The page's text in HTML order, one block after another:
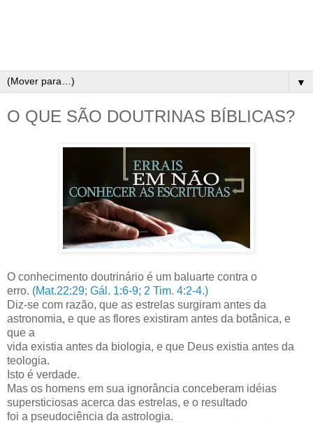
▼
O QUE SÃO DOUTRINAS BÍBLICAS?
O conhecimento doutrinário é um baluarte contra o
erro. (Mat.22:29; Gál. 1:6-9; 2 Tim. 4:2-4.)
Diz-se com razão, que as estrelas surgiram antes da
astronomia, e que as flores existiram antes da botânica, e
que a
vida existia antes da biologia, e que Deus existia antes da
teologia.
Isto é verdade.
Mas os homens em sua ignorância conceberam idéias
supersticiosas acerca das estrelas, e o resultado
foi a pseudociência da astrologia.